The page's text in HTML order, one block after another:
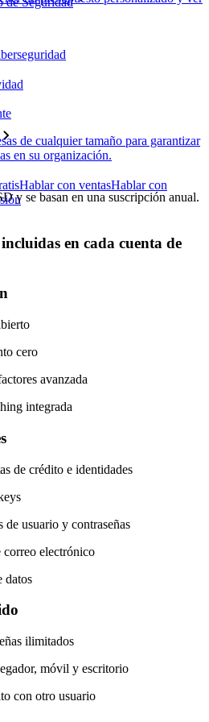
Hablar con ventasHablar con
de cualquier tamaño para garantizar
en su organización.
y se basan en una suscripción anual.
en cada cuenta de
cero
avanzada
integrada
de crédito e identidades
de usuario y contraseñas
correo electrónico
datos
ilimitados
móvil y escritorio
con otro usuario